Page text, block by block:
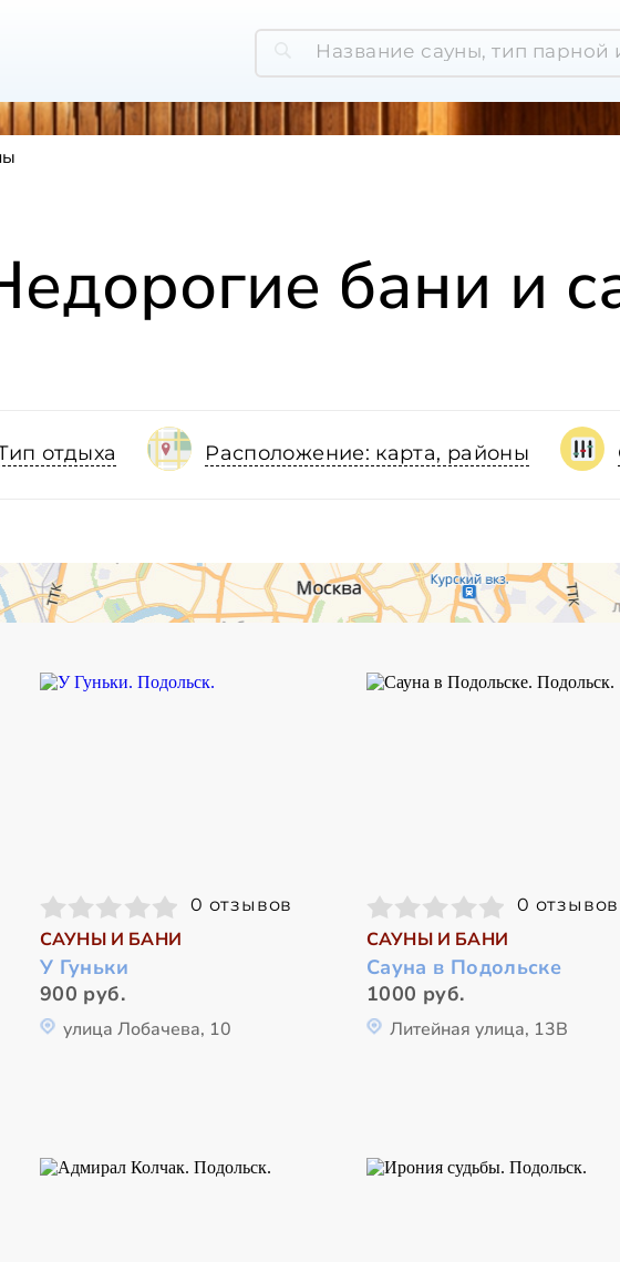
бани и
отдыха Расположение: карта, районы
0 отзывов
САУНЫ И БАНИ
У Гуньки
900 руб.
улица Лобачева, 10
0 отзывов
САУНЫ И БАНИ
Сауна в Подольске
1000 руб.
Литейная улица, 13В